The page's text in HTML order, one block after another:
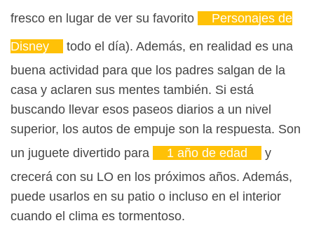
fresco en lugar de ver su favorito
Personajes de
Disney
todo el día). Además, en realidad es una
buena actividad para que los padres salgan de la
casa y aclaren sus mentes también. Si está
buscando llevar esos paseos diarios a un nivel
superior, los autos de empuje son la respuesta. Son
un juguete divertido para
1 año de edad
y
crecerá con su LO en los próximos años. Además,
puede usarlos en su patio o incluso en el interior
cuando el clima es tormentoso.